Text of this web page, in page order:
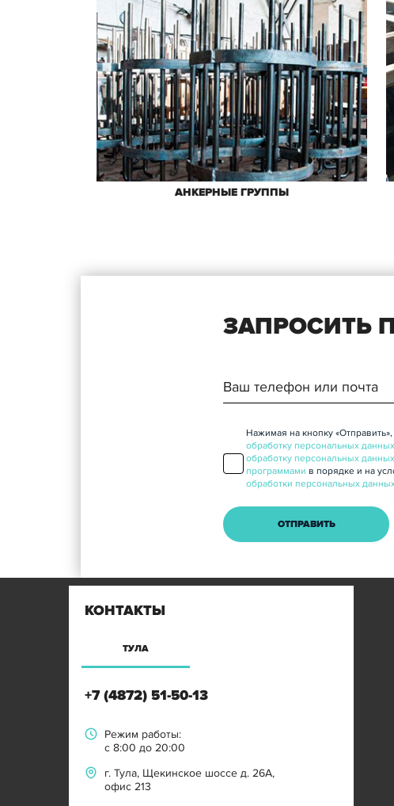
АНКЕРНЫЕ ГРУППЫ
ЗАПРОСИТЬ
Нажимая на кнопку
обработку персональных данных
обработку персональных
программами в порядке и на
обработки персональных
КОНТАКТЫ
ТУЛА
+7 (4872) 51-50-13
Режим работы:
с 8:00 до 20:00
г. Тула, Щекинское шоссе д. 26А,
офис 213